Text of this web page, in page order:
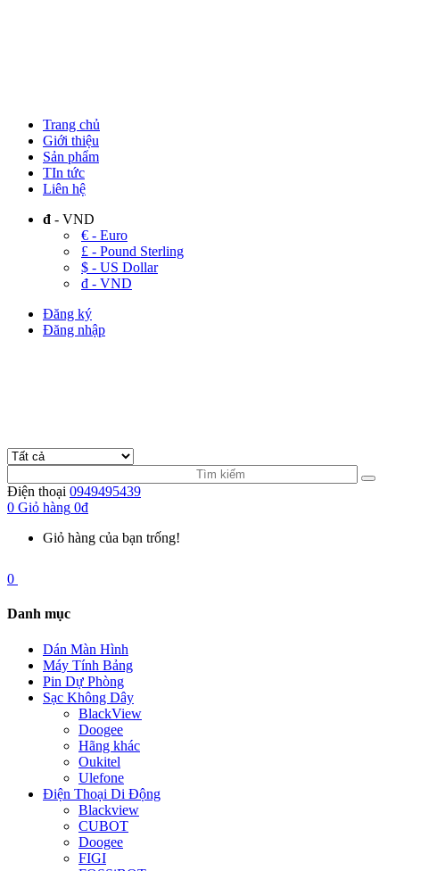
Trang chủ
Giới thiệu
Sản phẩm
TIn tức
Liên hệ
đ - VND
€ - Euro
£ - Pound Sterling
$ - US Dollar
đ - VND
Đăng ký
Đăng nhập
Điện thoại 0949495439
0 Giỏ hàng 0đ
Giỏ hàng của bạn trống!
0
Danh mục
Dán Màn Hình
Máy Tính Bảng
Pin Dự Phòng
Sạc Không Dây
BlackView
Doogee
Hãng khác
Oukitel
Ulefone
Điện Thoại Di Động
Blackview
CUBOT
Doogee
FIGI